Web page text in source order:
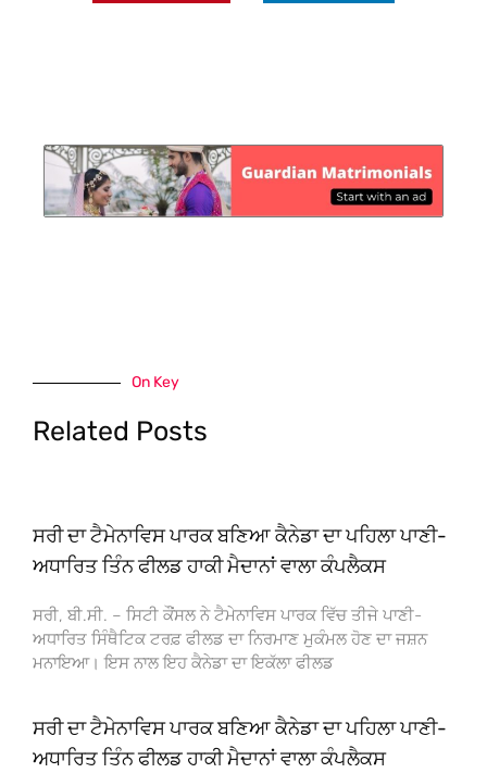
On Key
Related Posts
ਸਰੀ ਦਾ ਟੈਮੇਨਾਵਿਸ ਪਾਰਕ ਬਣਿਆ ਕੈਨੇਡਾ ਦਾ ਪਹਿਲਾ ਪਾਣੀ-
ਅਧਾਰਿਤ ਤਿੰਨ ਫੀਲਡ ਹਾਕੀ ਮੈਦਾਨਾਂ ਵਾਲਾ ਕੰਪਲੈਕਸ
ਸਰੀ, ਬੀ.ਸੀ. – ਸਿਟੀ ਕੌਂਸਲ ਨੇ ਟੈਮੇਨਾਵਿਸ ਪਾਰਕ ਵਿੱਚ ਤੀਜੇ ਪਾਣੀ-
ਅਧਾਰਿਤ ਸਿੰਥੈਟਿਕ ਟਰਫ਼ ਫੀਲਡ ਦਾ ਨਿਰਮਾਣ ਮੁਕੰਮਲ ਹੋਣ ਦਾ ਜਸ਼ਨ
ਮਨਾਇਆ। ਇਸ ਨਾਲ ਇਹ ਕੈਨੇਡਾ ਦਾ ਇਕੱਲਾ ਫੀਲਡ
ਸਰੀ ਦਾ ਟੈਮੇਨਾਵਿਸ ਪਾਰਕ ਬਣਿਆ ਕੈਨੇਡਾ ਦਾ ਪਹਿਲਾ ਪਾਣੀ-
ਅਧਾਰਿਤ ਤਿੰਨ ਫੀਲਡ ਹਾਕੀ ਮੈਦਾਨਾਂ ਵਾਲਾ ਕੰਪਲੈਕਸ